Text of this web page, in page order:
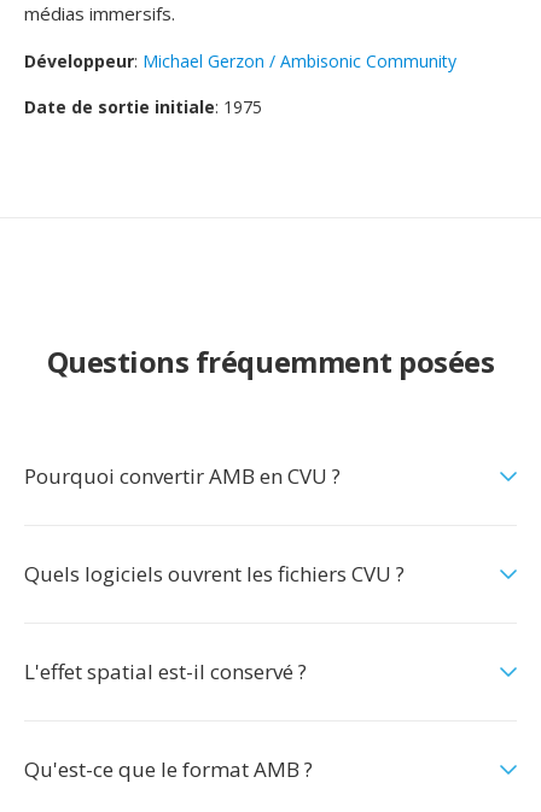
médias immersifs.
Développeur: Michael Gerzon / Ambisonic Community
Date de sortie initiale: 1975
Questions fréquemment posées
Pourquoi convertir AMB en CVU ?
Quels logiciels ouvrent les fichiers CVU ?
L'effet spatial est-il conservé ?
Qu'est-ce que le format AMB ?